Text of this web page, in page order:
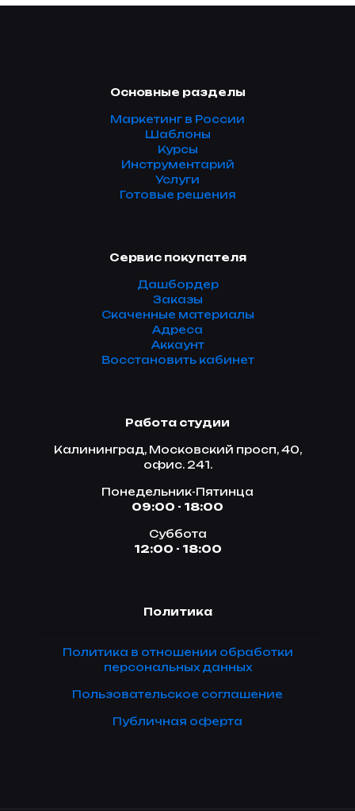
Основные разделы
Маркетинг в России
Шаблоны
Курсы
Инструментарий
Услуги
Готовые решения
Сервис покупателя
Дашбордер
Заказы
Скаченные материалы
Адреса
Аккаунт
Восстановить кабинет
Работа студии
Калининград, Московский просп, 40,
офис. 241.
Понедельник-Пятинца
09:00 - 18:00
Суббота
12:00 - 18:00
Политика
Политика в отношении обработки
персональных данных
Пользовательское соглашение
Публичная оферта